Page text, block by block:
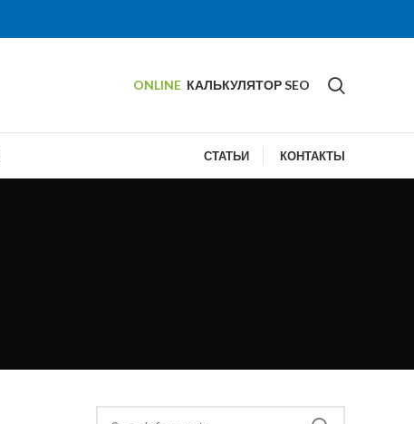
ONLINE КАЛЬКУЛЯТОР SEO
СТАТЬИ КОНТАКТЫ